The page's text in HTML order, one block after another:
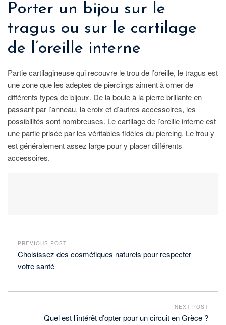
Porter un bijou sur le
tragus ou sur le cartilage
de l’oreille interne
Partie cartilagineuse qui recouvre le trou de l’oreille, le tragus est
une zone que les adeptes de piercings aiment à orner de
différents types de bijoux. De la boule à la pierre brillante en
passant par l’anneau, la croix et d’autres accessoires, les
possibilités sont nombreuses. Le cartilage de l’oreille interne est
une partie prisée par les véritables fidèles du piercing. Le trou y
est généralement assez large pour y placer différents
accessoires.
PREVIOUS POST
Choisissez des cosmétiques naturels pour respecter
votre santé
NEXT POST
Quel est l’intérêt d’opter pour un circuit en Grèce ?